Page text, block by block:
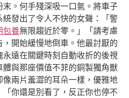
。何手殘深吸一口氣。將車子
發出了令人不快的女聲：「警
包養無限趨近於零。」「請考慮
開始緩慢地倒車。他最討厭的
遠在關鍵時刻自動收折的後視
與那座價值不菲的銅製獨角獸
兩片羞澀的耳朵一樣，優雅地
你還是別看了，反正你也停不